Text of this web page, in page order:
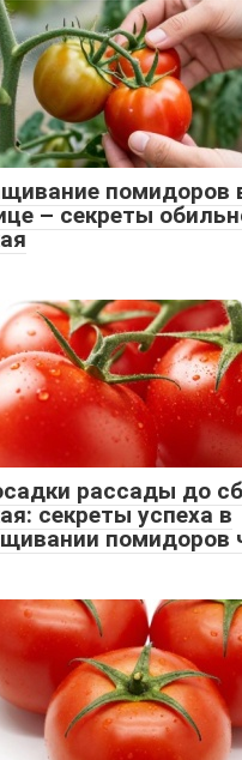
помидоров
– секреты
рассады до
секреты успеха в
помидоров